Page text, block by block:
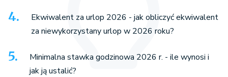
Ekwiwalent za urlop 2026 - jak obliczyć ekwiwalent
za niewykorzystany urlop w 2026 roku?
Minimalna stawka godzinowa 2026 r. - ile wynosi i
jak ją ustalić?